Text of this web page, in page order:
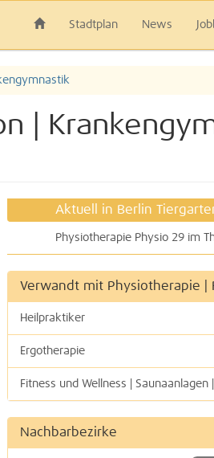
Stadtplan News
|
Aktuell in Berlin
Verwandt mit Physiotherapie |
Heilpraktiker
Ergotherapie
Fitness und Wellness |
Yoga | Shiatsu | Qigong
Logopädie
Nachbarbezirke